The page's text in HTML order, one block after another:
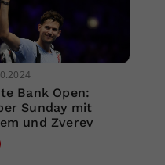
Bank Open:
Sunday mit
und Zverev